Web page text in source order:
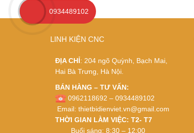
LINH KIỆN CNC
ĐỊA CHỈ: 204 ngõ Quỳnh, Bạch Mai,
Hai Bà Trưng, Hà Nội.
BÁN HÀNG – TƯ VẤN:
0962118692 – 0934489102
Email: thietbidienviet.vn@gmail.com
THỜI GIAN LÀM VIỆC: T2- T7
Buổi sáng: 8:30 – 12:00
0934489102